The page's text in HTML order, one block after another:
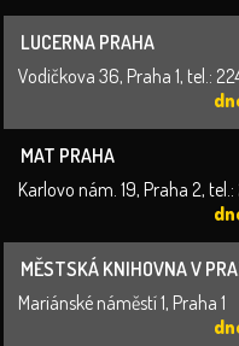
LUCERNA PRAHA
Vodičkova 36, Praha 1, tel.:
MAT PRAHA
Karlovo nám. 19, Praha 2,
MĚSTSKÁ KNIHOVNA V
Mariánské náměstí 1, Praha 1